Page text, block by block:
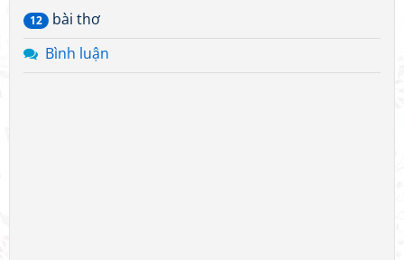
12
bài thơ
Bình luận